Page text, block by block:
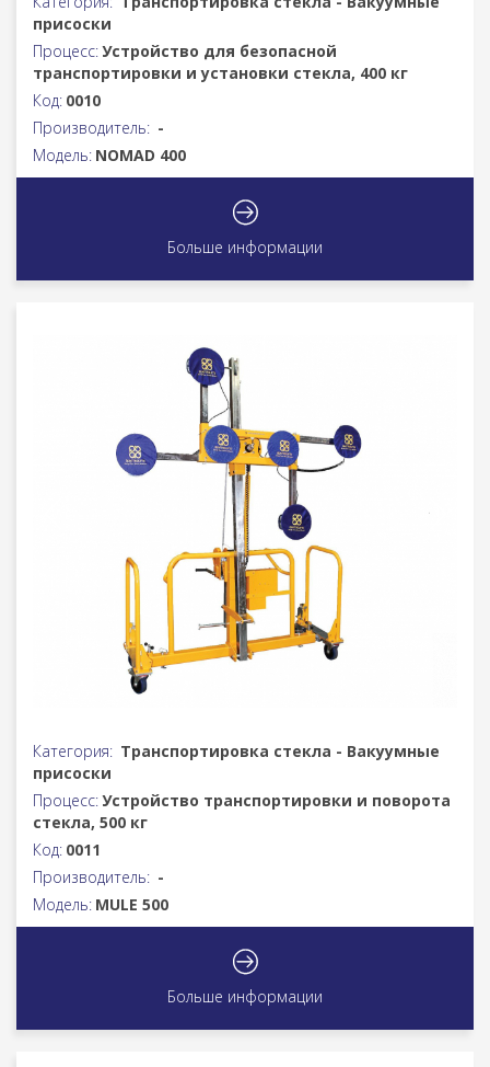
присоски
Процесс:Устройство для безопасной
транспортировки и установки стекла, 400 кг
Код: 0010
Производитель: -
Модель: NOMAD 400
Больше информации
Категория: Транспортировка стекла - Вакуумные
присоски
Процесс:Устройство транспортировки и поворота
стекла, 500 кг
Код: 0011
Производитель: -
Модель: MULE 500
Больше информации